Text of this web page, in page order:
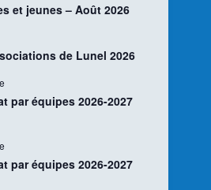
et jeunes – Août 2026
de Lunel 2026
par équipes 2026-2027
par équipes 2026-2027